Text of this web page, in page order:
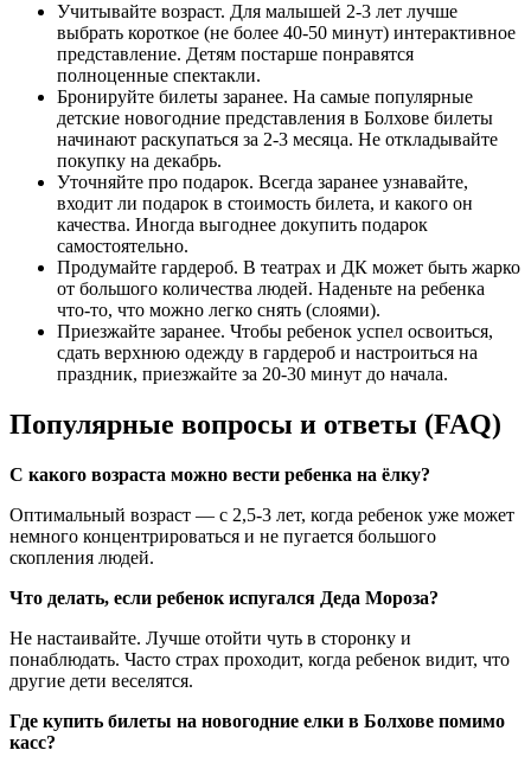
Учитывайте возраст. Для малышей 2-3 лет лучше
выбрать короткое (не более 40-50 минут) интерактивное
представление. Детям постарше понравятся
полноценные спектакли.
Бронируйте билеты заранее. На самые популярные
детские новогодние представления в Болхове билеты
начинают раскупаться за 2-3 месяца. Не откладывайте
покупку на декабрь.
Уточняйте про подарок. Всегда заранее узнавайте,
входит ли подарок в стоимость билета, и какого он
качества. Иногда выгоднее докупить подарок
самостоятельно.
Продумайте гардероб. В театрах и ДК может быть жарко
от большого количества людей. Наденьте на ребенка
что-то, что можно легко снять (слоями).
Приезжайте заранее. Чтобы ребенок успел освоиться,
сдать верхнюю одежду в гардероб и настроиться на
праздник, приезжайте за 20-30 минут до начала.
Популярные вопросы и ответы (FAQ)
С какого возраста можно вести ребенка на ёлку?
Оптимальный возраст — с 2,5-3 лет, когда ребенок уже может
немного концентрироваться и не пугается большого
скопления людей.
Что делать, если ребенок испугался Деда Мороза?
Не настаивайте. Лучше отойти чуть в сторонку и
понаблюдать. Часто страх проходит, когда ребенок видит, что
другие дети веселятся.
Где купить билеты на новогодние елки в Болхове помимо
касс?